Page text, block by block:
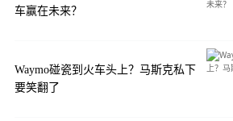
车赢在未来？
Waymo碰瓷到火车头上？马斯克私下
要笑翻了